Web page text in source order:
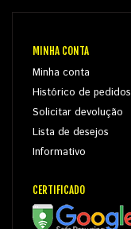
MINHA CONTA
Minha conta
Histórico de pedidos
Solicitar devolução
Lista de desejos
Informativo
CERTIFICADO